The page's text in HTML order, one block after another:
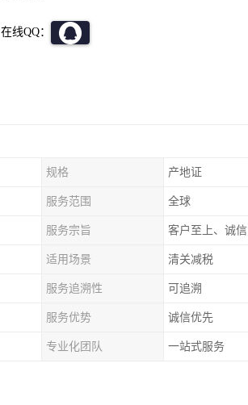
在线QQ：
规格 产地证
服务范围 全球
服务宗旨 客户至上、诚
适用场景 清关减税
服务追溯性 可追溯
服务优势 诚信优先
专业化团队 一站式服务